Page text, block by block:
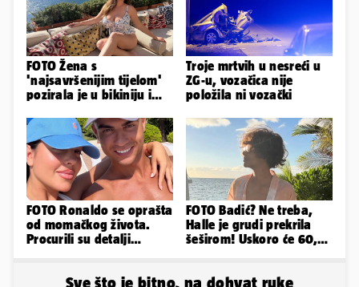
FOTO Žena s
'najsavršenijim tijelom'
pozirala je u bikiniju i
obline...
Troje mrtvih u nesreći u
ZG-u, vozačica nije
položila ni vozački
FOTO Ronaldo se oprašta
od momačkog života.
Procurili su detalji
FOTO Badić? Ne treba,
Halle je grudi prekrila
šeširom! Uskoro će 60,
Sve što je bitno, na dohvat ruke